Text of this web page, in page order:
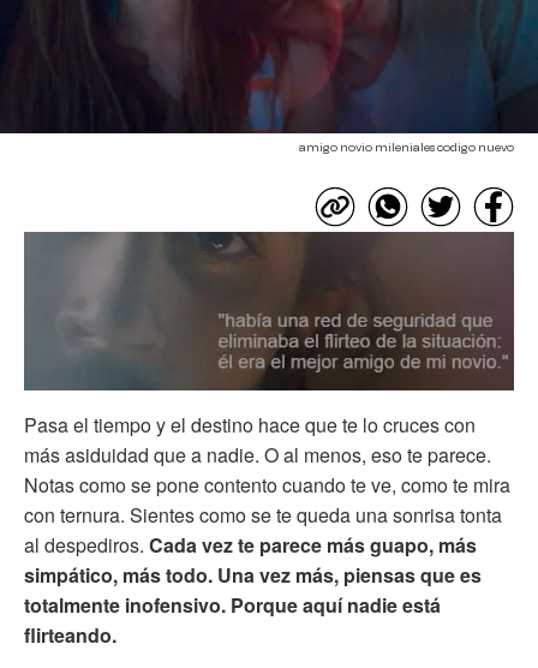
amigo novio mileniales codigo nuevo
Pasa el tiempo y el destino hace que te lo cruces con
más asiduidad que a nadie. O al menos, eso te parece.
Notas como se pone contento cuando te ve, como te mira
con ternura. Sientes como se te queda una sonrisa tonta
al despediros. Cada vez te parece más guapo, más
simpático, más todo. Una vez más, piensas que es
totalmente inofensivo. Porque aquí nadie está
flirteando.